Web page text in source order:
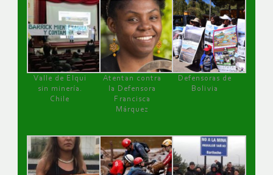
Valle de Elqui
sin minería.
Chile
Atentan contra
la Defensora
Francisca
Márquez
Defensoras de
Bolivia